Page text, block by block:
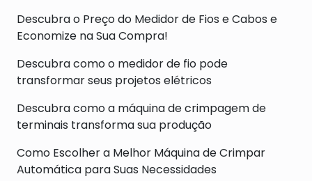
Descubra o Preço do Medidor de Fios e Cabos e
Economize na Sua Compra!
Descubra como o medidor de fio pode
transformar seus projetos elétricos
Descubra como a máquina de crimpagem de
terminais transforma sua produção
Como Escolher a Melhor Máquina de Crimpar
Automática para Suas Necessidades